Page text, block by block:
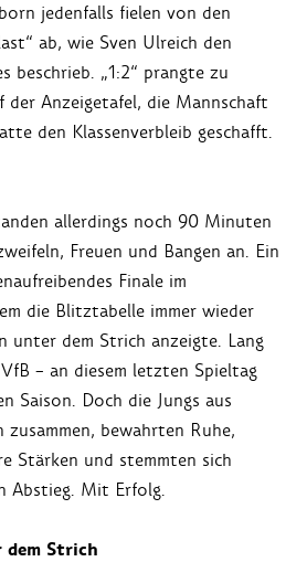
jedenfalls fielen von den
ab, wie Sven Ulreich den
beschrieb. „1:2“ prangte zu
der Anzeigetafel, die Mannschaft
den Klassenverbleib geschafft.
allerdings noch 90 Minuten
Freuen und Bangen an. Ein
Finale im
die Blitztabelle immer wieder
unter dem Strich anzeigte. Lang
– an diesem letzten Spieltag
Saison. Doch die Jungs aus
bewahrten Ruhe,
Stärken und stemmten sich
Abstieg. Mit Erfolg.
dem Strich